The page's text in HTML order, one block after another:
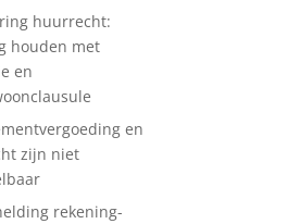
huurrecht:
houden met
en
en
zijn niet
rekening-